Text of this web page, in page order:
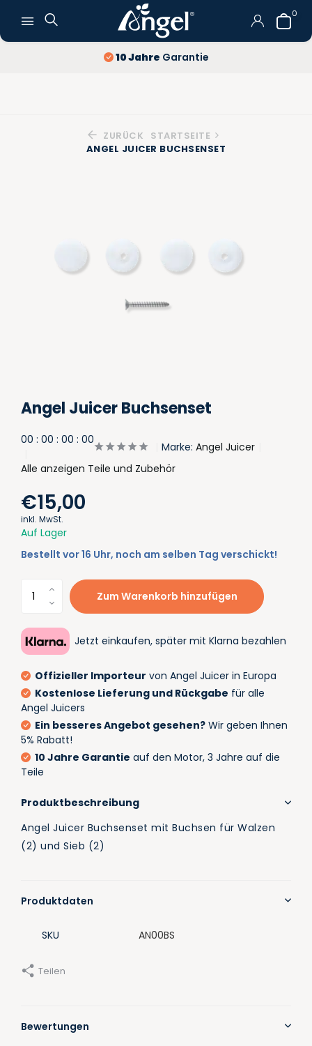
0
10 Jahre Garantie
ZURÜCK
STARTSEITE
ANGEL JUICER BUCHSENSET
Angel Juicer Buchsenset
00 : 00 : 00 : 00
Marke: Angel Juicer
Alle anzeigen Teile und Zubehör
€15,00
inkl. MwSt.
Auf Lager
Bestellt vor 16 Uhr, noch am selben Tag verschickt!
Zum Warenkorb hinzufügen
Jetzt einkaufen, später mit Klarna bezahlen
Offizieller Importeur von Angel Juicer in Europa
Kostenlose Lieferung und Rückgabe für alle
Angel Juicers
Ein besseres Angebot gesehen? Wir geben Ihnen
5% Rabatt!
10 Jahre Garantie auf den Motor, 3 Jahre auf die
Teile
Produktbeschreibung
Angel Juicer Buchsenset mit Buchsen für Walzen
(2) und Sieb (2)
Produktdaten
SKU AN00BS
Teilen
Bewertungen